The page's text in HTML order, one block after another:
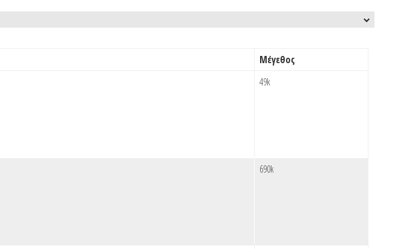
Μέγεθος
49k
690k